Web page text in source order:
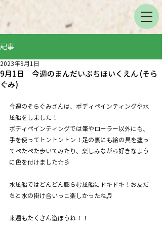
記事
9月1日 今週のまんだいぷちほいくえん (そら
ぐみ)
2023年9月1日
今週のそらぐみさんは、ボディペインティングや水
風船をしました！
ボディペインティングでは筆やローラー以外にも、
手を使ってトントントン！足の裏にも絵の具を塗っ
てぺたぺた歩いてみたり、楽しみながら好きなよう
に色を付けました☆彡
水風船ではどんどん膨らむ風船にドキドキ！お友だ
ちと水の掛け合いっこ楽しかったね♬
来週もたくさん遊ぼうね！！